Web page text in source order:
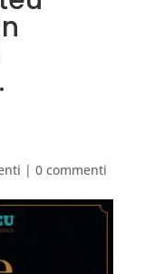
| 0 commenti